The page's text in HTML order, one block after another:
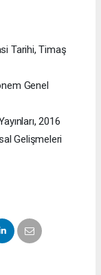
Tarihi, Timaş
Genel
2016
Gelişmeleri